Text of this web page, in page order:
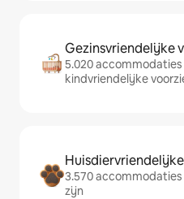
Gezinsvriendelijke
5.020
kindvriendelijke
3.570
zijn